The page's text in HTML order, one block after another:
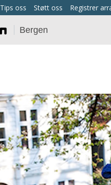
Tips oss Støtt oss Registrer
Bergen